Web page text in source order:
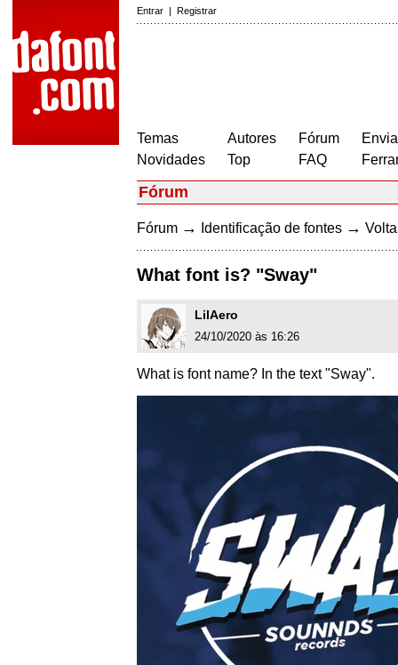
Entrar | Registrar
Temas
Novidades
Autores
Top
Fórum
FAQ
Fórum
Fórum → Identificação de fontes →
What font is? "Sway"
LilAero
24/10/2020 às 16:26
What is font name? In the text "Sway".